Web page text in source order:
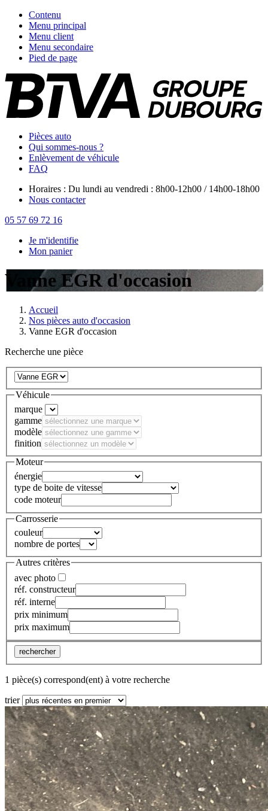
Contenu
Menu principal
Menu client
Menu secondaire
Pied de page
Pièces auto
Qui sommes-nous ?
Enlèvement de véhicule
FAQ
Horaires : Du lundi au vendredi : 8h00-12h00 / 14h00-18h00
Nous contacter
05 57 69 72 16
Je m'identifie
Mon panier
Vanne EGR d'occasion
Accueil
Nos pièces auto d'occasion
Vanne EGR d'occasion
Recherche une pièce
Véhicule
marque
gamme
modèle
finition
Moteur
énergie
type de boite de vitesse
code moteur
Carrosserie
couleur
nombre de portes
Autres critères
avec photo
réf. constructeur
réf. interne
prix minimum
prix maximum
rechercher
1 pièce(s) correspond(ent) à votre recherche
trier